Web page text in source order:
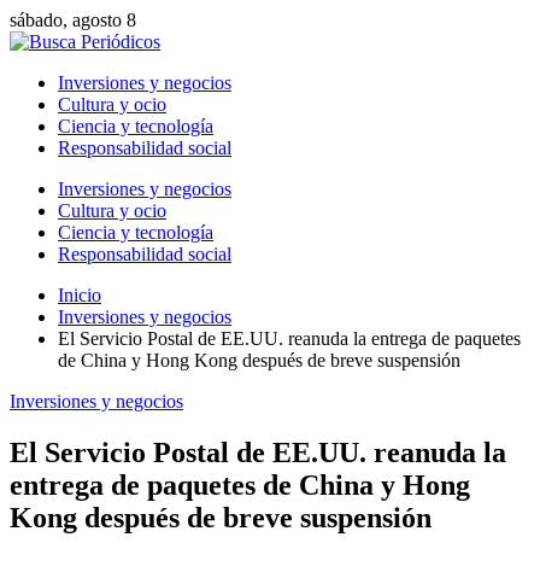
sábado, agosto 8
Inversiones y negocios
Cultura y ocio
Ciencia y tecnología
Responsabilidad social
Inversiones y negocios
Cultura y ocio
Ciencia y tecnología
Responsabilidad social
Inicio
Inversiones y negocios
El Servicio Postal de EE.UU. reanuda la entrega de paquetes
de China y Hong Kong después de breve suspensión
Inversiones y negocios
El Servicio Postal de EE.UU. reanuda la
entrega de paquetes de China y Hong
Kong después de breve suspensión